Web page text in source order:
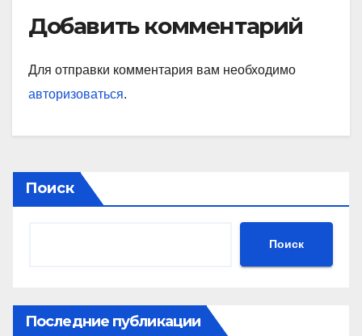
Добавить комментарий
Для отправки комментария вам необходимо
авторизоваться.
Поиск
Поиск
Последние публикации